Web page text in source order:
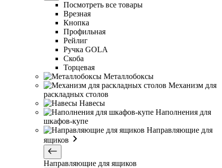
Посмотреть все товары
Врезная
Кнопка
Профильная
Рейлиг
Ручка GOLA
Скоба
Торцевая
Металлобоксы
Механизм для
раскладных столов
Навесы
Наполнения для
шкафов-купе
Направляющие для
ящиков
Направляющие для ящиков